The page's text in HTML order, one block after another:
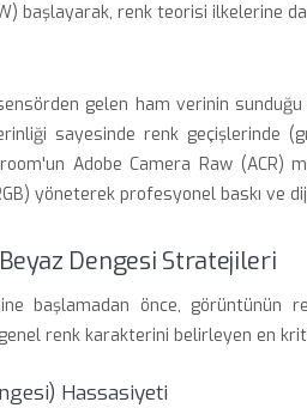
başlayarak, renk teorisi ilkelerine
gelen ham verinin sunduğu
sayesinde renk geçişlerinde
Adobe Camera Raw (ACR)
yöneterek profesyonel baskı ve
Dengesi Stratejileri
başlamadan önce, görüntünün
renk karakterini belirleyen en
Hassasiyeti